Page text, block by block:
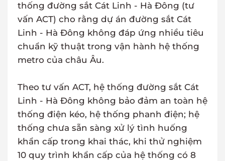
thống đường sắt Cát Linh - Hà Đông (tư
vấn ACT) cho rằng dự án đường sắt Cát
Linh - Hà Đông không đáp ứng nhiều tiêu
chuẩn kỹ thuật trong vận hành hệ thống
metro của châu Âu.
Theo tư vấn ACT, hệ thống đường sắt Cát
Linh - Hà Đông không bảo đảm an toàn hệ
thống điện kéo, hệ thống phanh điện; hệ
thống chưa sẵn sàng xử lý tình huống
khẩn cấp trong khai thác, khi thử nghiệm
10 quy trình khẩn cấp của hệ thống có 8